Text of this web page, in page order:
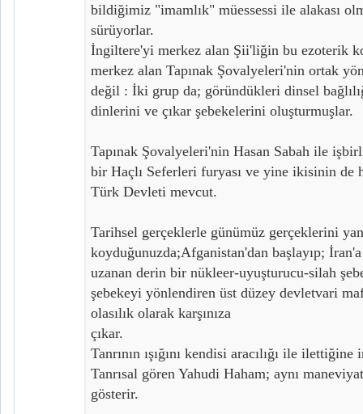
bildiğimiz "imamlık" müessessi ile alakası
sürüyorlar.
İngiltere'yi merkez alan Şii'liğin bu ezoterik
merkez alan Tapınak Şovalyeleri'nin ortak
değil : İki grup da; göründükleri dinsel
dinlerini ve çıkar şebekelerini oluşturmuşlar.
Tapınak Şovalyeleri'nin Hasan Sabah ile
bir Haçlı Seferleri furyası ve yine ikisinin de
Türk Devleti mevcut.
Tarihsel gerçeklerle günümüz gerçeklerini
koyduğunuzda;Afganistan'dan başlayıp;
uzanan derin bir nükleer-uyuşturucu-silah
şebekeyi yönlendiren üst düzey devletvari
olasılık olarak karşınıza
çıkar.
Tanrının ışığını kendisi aracılığı ile
Tanrısal gören Yahudi Haham; aynı
gösterir.